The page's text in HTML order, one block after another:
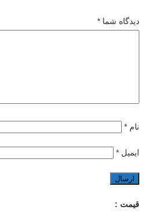
دیدگاه شما *
نام *
ایمیل *
قیمت :